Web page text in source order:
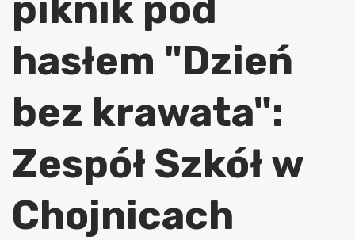
hasłem "Dzień
bez krawata":
Zespół Szkół w
Chojnicach